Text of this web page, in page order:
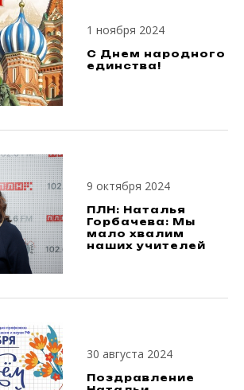
1 ноября 2024
С Днем народного
единства!
9 октября 2024
ПЛН: Наталья
Горбачева: Мы
мало хвалим
наших учителей
30 августа 2024
Поздравление